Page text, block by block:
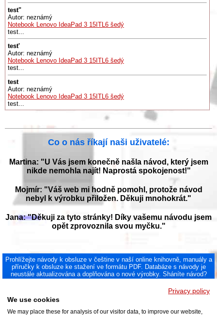
test"
Autor: neznámý
Notebook Lenovo IdeaPad 3 15ITL6 šedý
test...
test'
Autor: neznámý
Notebook Lenovo IdeaPad 3 15ITL6 šedý
test...
test
Autor: neznámý
Notebook Lenovo IdeaPad 3 15ITL6 šedý
test...
Co o nás říkají naši uživatelé:
Martina: "U Vás jsem konečně našla návod, který jsem
nikde nemohla najít! Naprostá spokojenost!"
Mojmír: "Váš web mi hodně pomohl, protože návod
nebyl k výrobku přiložen. Děkuji mnohokrát."
Jana: "Děkuji za tyto stránky! Díky vašemu návodu jsem
opět zprovoznila svou myčku."
Prohlížejte návody k obsluze v češtine v naší online knihovně, manuály a
příručky k obsluze ke stažení ve formátu PDF. Databáze s návody je
neustále aktualizována a doplňována o nové výrobky. Sháníte návod?
Jak přeložit PDF do češtiny|Kontakt |
Privacy policy
We use cookies
We may place these for analysis of our visitor data, to improve our website,